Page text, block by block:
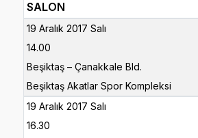
SALON
19 Aralık 2017 Salı
14.00
Beşiktaş – Çanakkale Bld.
Beşiktaş Akatlar Spor Kompleksi
19 Aralık 2017 Salı
16.30